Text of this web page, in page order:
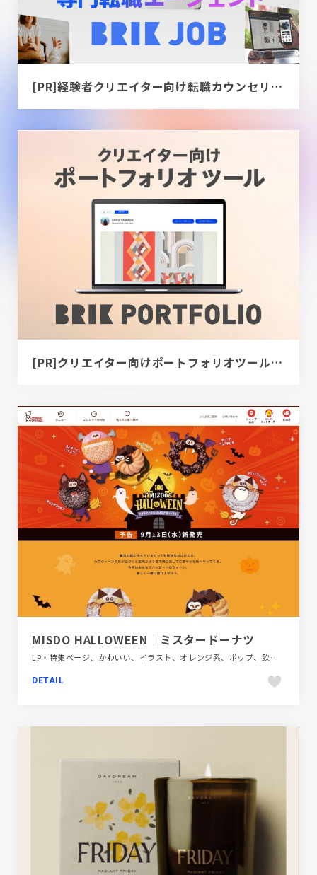
[PR]経験者クリエイター向け転職カウンセリング｜デザイナー / ディレクター / エンジニア
[PR]クリエイター向けポートフォリオツール｜BRIK PORTFOLIO
MISDO HALLOWEEN｜ミスタードーナツ
LP・特集ページ、かわいい、イラスト、オレンジ系、ポップ、飲料・食品
DETAIL